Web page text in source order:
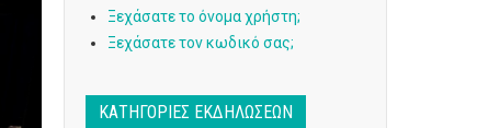
Ξεχάσατε το όνομα χρήστη;
Ξεχάσατε τον κωδικό σας;
ΚΑΤΗΓΟΡΊΕΣ ΕΚΔΗΛΏΣΕΩΝ